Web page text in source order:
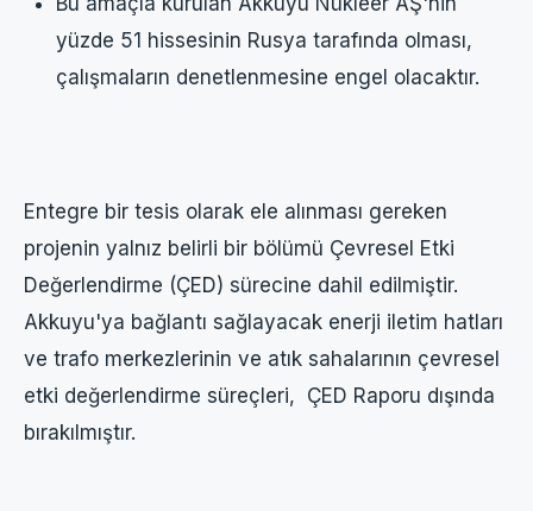
yüzde 51 hissesinin Rusya tarafında olması,
çalışmaların denetlenmesine engel olacaktır.
Entegre bir tesis olarak ele alınması gereken
projenin yalnız belirli bir bölümü Çevresel Etki
Değerlendirme (ÇED) sürecine dahil edilmiştir.
Akkuyu'ya bağlantı sağlayacak enerji iletim hatları
ve trafo merkezlerinin ve atık sahalarının çevresel
etki değerlendirme süreçleri, ÇED Raporu dışında
bırakılmıştır.